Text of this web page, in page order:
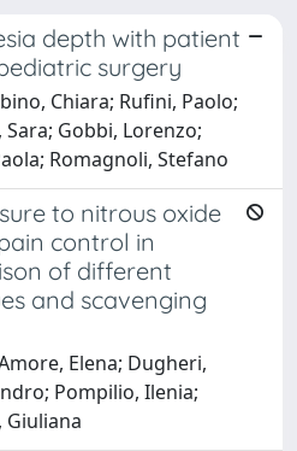
depth with patient
surgery
Chiara; Rufini, Paolo;
Sara; Gobbi, Lorenzo;
Romagnoli, Stefano
to nitrous oxide
control in
of different
and scavenging
Elena; Dugheri,
Pompilio, Ilenia;
Giuliana